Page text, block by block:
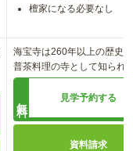
檀家になる必要なし
海宝寺は260年以上の歴史
普茶料理の寺として知られ
見学予約する
資料請求